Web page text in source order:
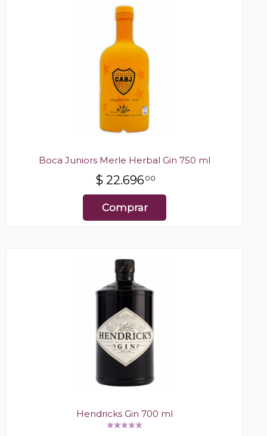
Boca Juniors Merle Herbal Gin 750 ml
$ 22.69600
Comprar
Hendricks Gin 700 ml